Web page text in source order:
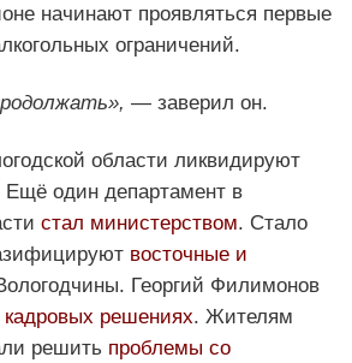
начинают проявляться первые
ограничений.
— заверил он.
области ликвидируют
Ещё один департамент в
стал министерством. Стало
восточные и
Георгий Филимонов
решениях. Жителям
решить проблемы со